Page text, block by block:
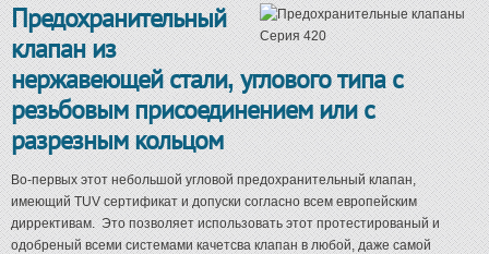
Предохранительный
клапан из
нержавеющей стали, углового типа с
резьбовым присоединением или с
разрезным кольцом
Во-первых этот небольшой угловой предохранительный клапан,
имеющий TUV сертификат и допуски согласно всем европейским
диррективам. Это позволяет использовать этот протестированый и
одобреный всеми системами качетсва клапан в любой, даже самой